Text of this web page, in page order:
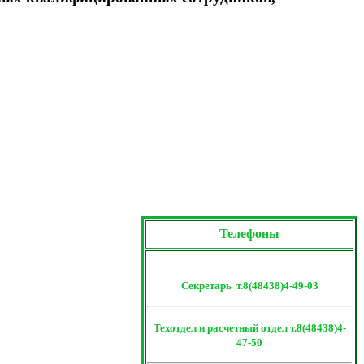
Телефоны
Секретарь т.8(48438)4-49-03
Техотдел и расчетный отдел т.8(48438)4-
47-50